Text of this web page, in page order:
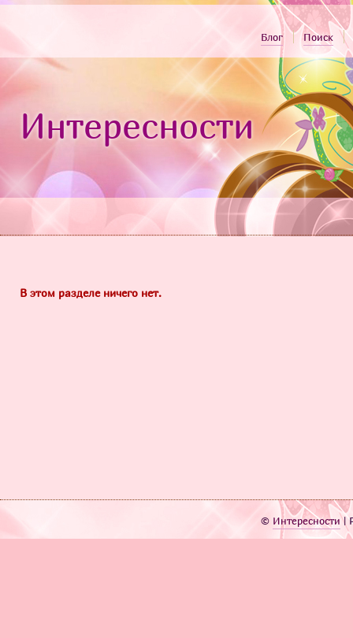
Блог Поиск
Интересности
В этом разделе ничего нет.
© Интересности|